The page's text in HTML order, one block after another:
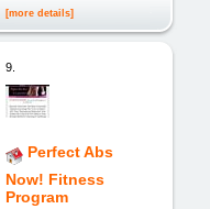
[more details]
9.
Perfect Abs
Now! Fitness
Program